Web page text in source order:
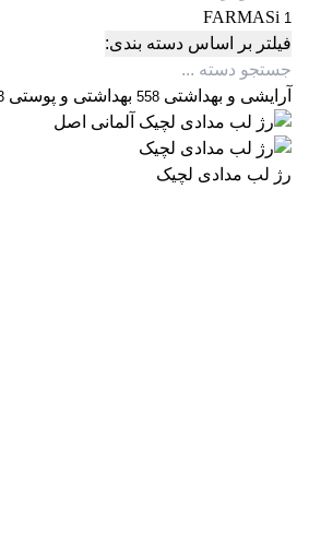
FARMASi 1
فیلتر بر اساس دسته بندی:
آرایشی و بهداشتی 558 بهداشتی و پوستی
رژ لب مدادی لچیک